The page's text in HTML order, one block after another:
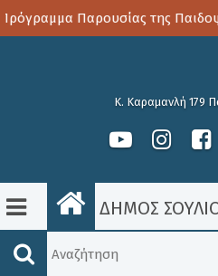
Παρουσίας της
Κ. Καραμανλή 179
ΔΗΜΟΣ